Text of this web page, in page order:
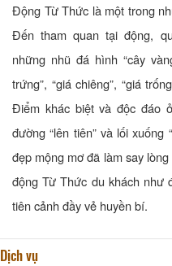
Động Từ Thức là một trong
Đến tham quan tại động,
những nhũ đá hình “cây
trứng”, “giá chiêng”, “giá
Điểm khác biệt và độc đáo
đường “lên tiên” và lối
đẹp mộng mơ đã làm say
động Từ Thức du khách như
tiên cảnh đầy vẻ huyền bí.
Dịch vụ